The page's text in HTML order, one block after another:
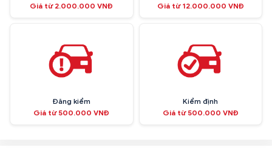
Giá từ 2.000.000 VNĐ
Giá từ 12.000.000 VNĐ
Đăng kiểm
Giá từ 500.000 VNĐ
Kiểm định
Giá từ 500.000 VNĐ